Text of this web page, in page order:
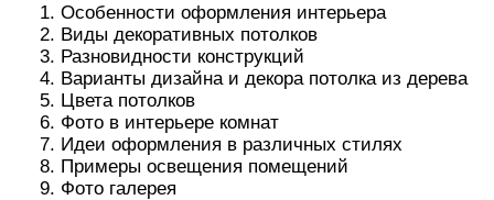
Особенности оформления интерьера
Виды декоративных потолков
Разновидности конструкций
Варианты дизайна и декора потолка из дерева
Цвета потолков
Фото в интерьере комнат
Идеи оформления в различных стилях
Примеры освещения помещений
Фото галерея